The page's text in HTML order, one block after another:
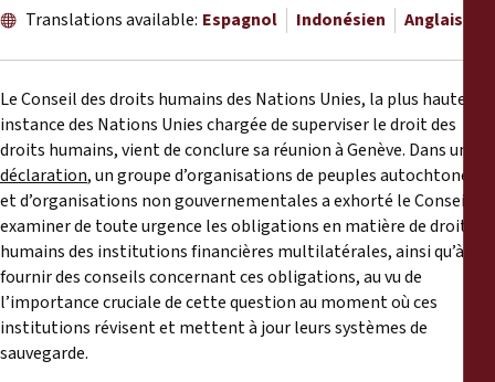
Documents d'information
Déclarations
Rapports annuels
Translations available: Espagnol Indonésien Anglais
Le Conseil des droits humains des Nations Unies, la plus haute
instance des Nations Unies chargée de superviser le droit des
droits humains, vient de conclure sa réunion à Genève. Dans une
déclaration, un groupe d’organisations de peuples autochtones
et d’organisations non gouvernementales a exhorté le Conseil à
examiner de toute urgence les obligations en matière de droits
humains des institutions financières multilatérales, ainsi qu’à
fournir des conseils concernant ces obligations, au vu de
l’importance cruciale de cette question au moment où ces
institutions révisent et mettent à jour leurs systèmes de
sauvegarde.